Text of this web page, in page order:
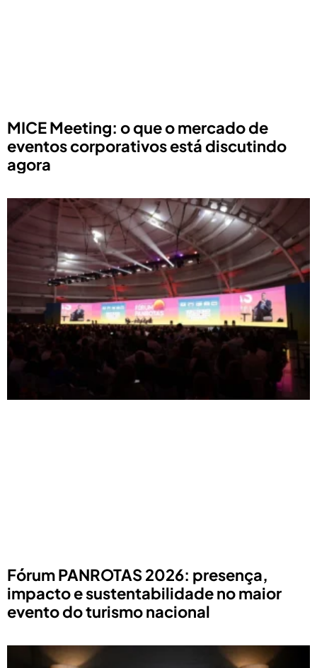
MICE Meeting: o que o mercado de
eventos corporativos está discutindo
agora
Fórum PANROTAS 2026: presença,
impacto e sustentabilidade no maior
evento do turismo nacional